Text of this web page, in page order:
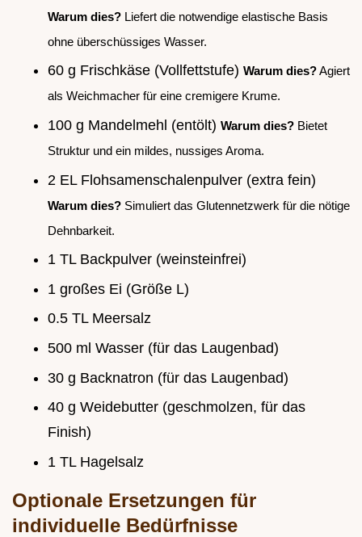
Warum dies? Liefert die notwendige elastische Basis
ohne überschüssiges Wasser.
60 g Frischkäse (Vollfettstufe) Warum dies?Agiert
als Weichmacher für eine cremigere Krume.
100 g Mandelmehl (entölt) Warum dies? Bietet
Struktur und ein mildes, nussiges Aroma.
2 EL Flohsamenschalenpulver (extra fein)
Warum dies? Simuliert das Glutennetzwerk für die nötige
Dehnbarkeit.
1 TL Backpulver (weinsteinfrei)
1 großes Ei (Größe L)
0.5 TL Meersalz
500 ml Wasser (für das Laugenbad)
30 g Backnatron (für das Laugenbad)
40 g Weidebutter (geschmolzen, für das
Finish)
1 TL Hagelsalz
Optionale Ersetzungen für
individuelle Bedürfnisse